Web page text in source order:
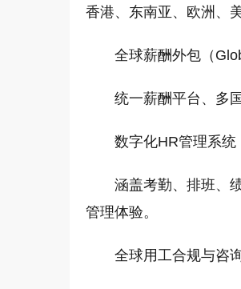
香港、东南亚、欧洲、
全球薪酬外包（
统一薪酬平台、多
数字化HR管理系统
涵盖考勤、排班、
管理体验。
全球用工合规与咨